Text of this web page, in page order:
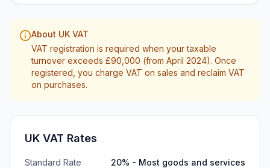
About UK VAT
VAT registration is required when your taxable
turnover exceeds £90,000 (from April 2024). Once
registered, you charge VAT on sales and reclaim VAT
on purchases.
UK VAT Rates
Standard Rate 20% - Most goods and services